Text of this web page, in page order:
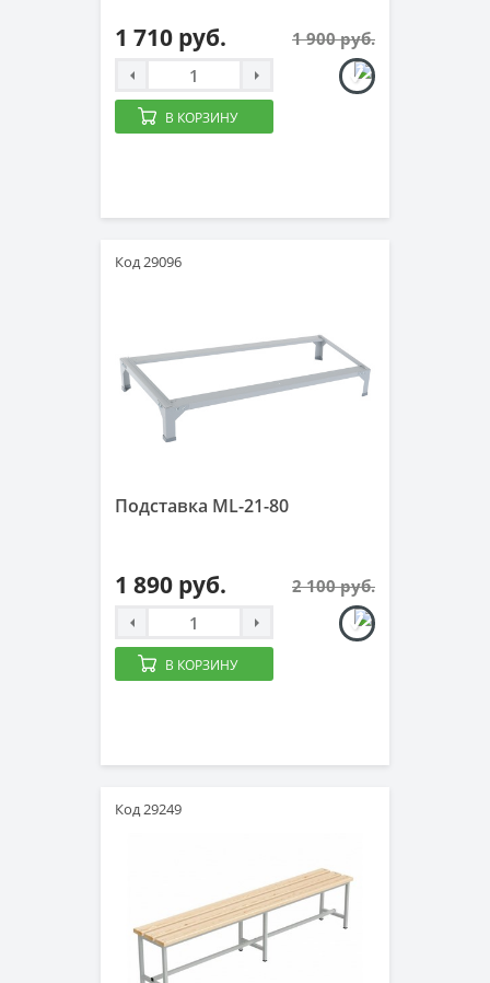
1 710 руб. 1 900 руб.
В КОРЗИНУ
Код 29096
Подставка ML-21-80
1 890 руб. 2 100 руб.
В КОРЗИНУ
Код 29249